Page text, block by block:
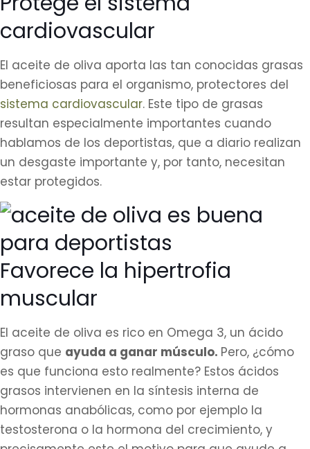
cardiovascular
El aceite de oliva aporta las tan conocidas grasas
beneficiosas para el organismo, protectores del
sistema cardiovascular. Este tipo de grasas
resultan especialmente importantes cuando
hablamos de los deportistas, que a diario realizan
un desgaste importante y, por tanto, necesitan
estar protegidos.
Favorece la hipertrofia
muscular
El aceite de oliva es rico en Omega 3, un ácido
graso que ayuda a ganar músculo. Pero, ¿cómo
es que funciona esto realmente? Estos ácidos
grasos intervienen en la síntesis interna de
hormonas anabólicas, como por ejemplo la
testosterona o la hormona del crecimiento, y